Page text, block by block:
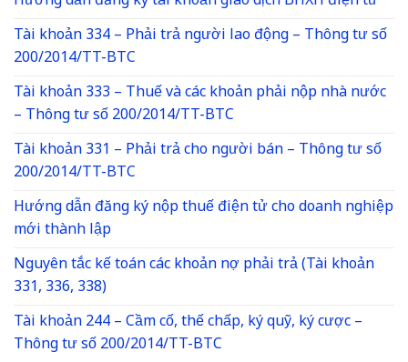
Tài khoản 334 – Phải trả người lao động – Thông tư số
200/2014/TT-BTC
Tài khoản 333 – Thuế và các khoản phải nộp nhà nước
– Thông tư số 200/2014/TT-BTC
Tài khoản 331 – Phải trả cho người bán – Thông tư số
200/2014/TT-BTC
Hướng dẫn đăng ký nộp thuế điện tử cho doanh nghiệp
mới thành lập
Nguyên tắc kế toán các khoản nợ phải trả (Tài khoản
331, 336, 338)
Tài khoản 244 – Cầm cố, thế chấp, ký quỹ, ký cược –
Thông tư số 200/2014/TT-BTC